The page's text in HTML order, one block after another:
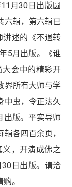
月30日出版圆
六辑，第六辑已
讲述的《不退转
5月出版。《谁
大会中的精彩开
界所有大师与学
中虫，令正法久
出版。平实导师
各四百余页，
，开演成佛之
日出版。请洽
。